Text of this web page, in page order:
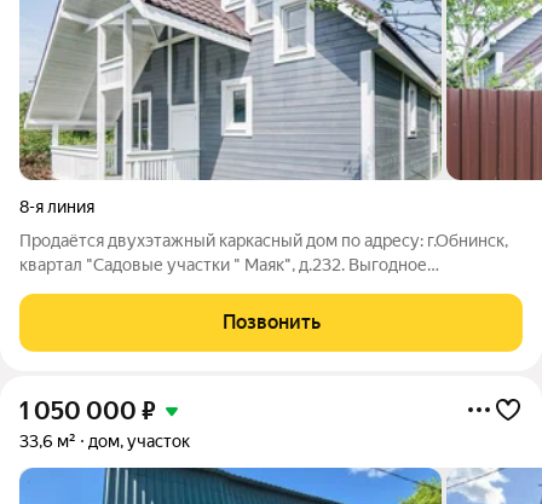
8-я линия
Продаётся двухэтажный каркасный дом по адресу: г.Обнинск,
квартал "Садовые участки " Маяк", д.232. Выгодное
зарегистрирован как жилой - есть возможность городской
прописки. - 12 минут пешком до автобусной
Позвонить
1 050 000 ₽
33,6 м² дом, участок